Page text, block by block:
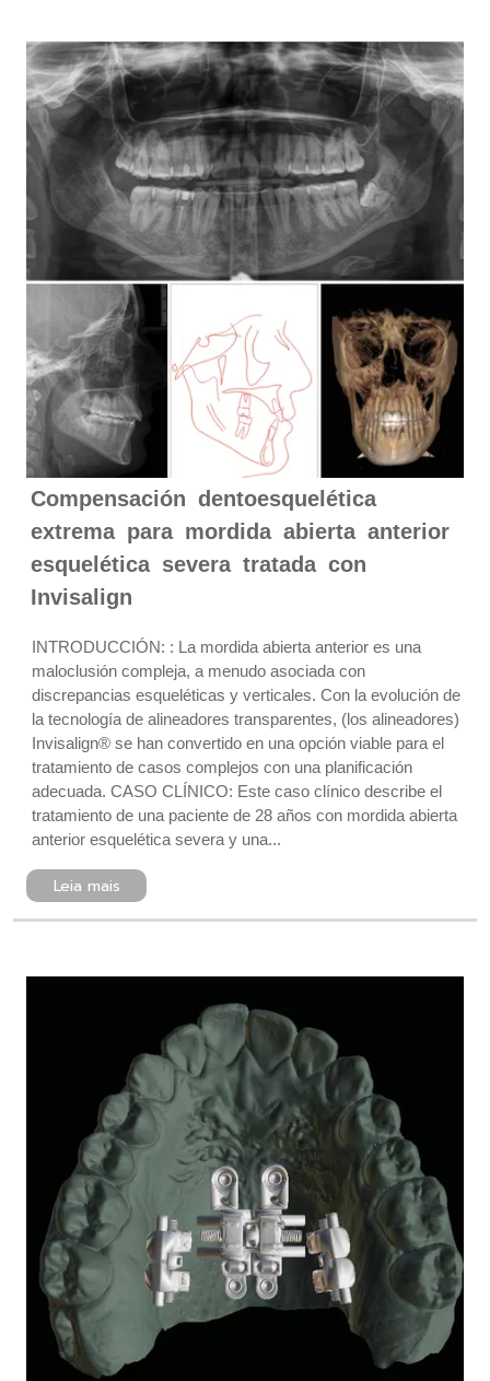
Compensación dentoesquelética
extrema para mordida abierta anterior
esquelética severa tratada con
Invisalign
INTRODUCCIÓN: : La mordida abierta anterior es una
maloclusión compleja, a menudo asociada con
discrepancias esqueléticas y verticales. Con la evolución de
la tecnología de alineadores transparentes, (los alineadores)
Invisalign® se han convertido en una opción viable para el
tratamiento de casos complejos con una planificación
adecuada. CASO CLÍNICO: Este caso clínico describe el
tratamiento de una paciente de 28 años con mordida abierta
anterior esquelética severa y una...
Leia mais